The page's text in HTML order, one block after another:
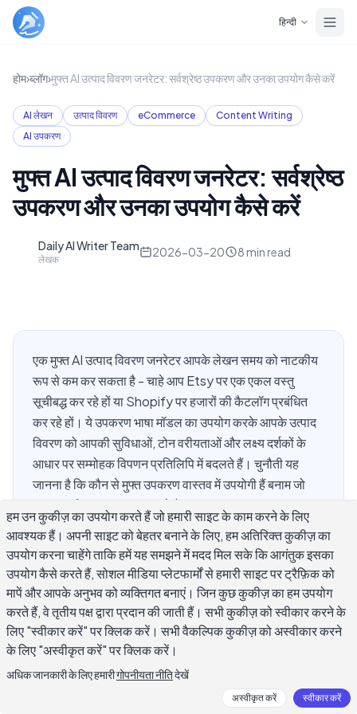
हिन्दी
होम›ब्लॉग›मुफ्त AI उत्पाद विवरण जनरेटर: सर्वश्रेष्ठ उपकरण और उनका उपयोग कैसे करें
AI लेखन उत्पाद विवरण eCommerce
Content Writing
AI उपकरण
मुफ्त AI उत्पाद विवरण जनरेटर: सर्वश्रेष्ठ
उपकरण और उनका उपयोग कैसे करें
Daily AI Writer Team
लेखक
2026-03-20 8 min read
एक मुफ्त AI उत्पाद विवरण जनरेटर आपके लेखन समय को नाटकीय
रूप से कम कर सकता है - चाहे आप Etsy पर एक एकल वस्तु
सूचीबद्ध कर रहे हों या Shopify पर हजारों की कैटलॉग प्रबंधित
कर रहे हों। ये उपकरण भाषा मॉडल का उपयोग करके आपके उत्पाद
विवरण को आपकी सुविधाओं, टोन वरीयताओं और लक्ष्य दर्शकों के
आधार पर सम्मोहक विपणन प्रतिलिपि में बदलते हैं। चुनौती यह
जानना है कि कौन से मुफ्त उपकरण वास्तव में उपयोगी हैं बनाम जो
सामान्य, नीरस पाठ उत्पन्न करते हैं। यह गाइड आज उपलब्ध
सर्वश्रेष्ठ विकल्पों की तुलना करता है, बताता है कि एक उत्पाद विवरण
वास्तव में रूपांतरण को कैसे चलाता है, और दिखाता है कि किसी भी
AI लेखन उपकरण से लगातार बेहतर परिणाम कैसे प्राप्त करें।
मुफ्त AI उत्पाद विवरण जनरेटर क्या है?
ये वेब-आधारित या ऐप-आधारित उपकरण हैं जो आपके उत्पाद का नाम, श्रेणी,
मुख्य विशेषताएं और कभी-कभी आपकी ब्रांड आवाज लेते हैं, फिर विपणन
हम उन कुकीज़ का उपयोग करते हैं जो हमारी साइट के काम करने के लिए
आवश्यक हैं। अपनी साइट को बेहतर बनाने के लिए, हम अतिरिक्त कुकीज़ का
उपयोग करना चाहेंगे ताकि हमें यह समझने में मदद मिल सके कि आगंतुक इसका
उपयोग कैसे करते हैं, सोशल मीडिया प्लेटफार्मों से हमारी साइट पर ट्रैफ़िक को
मापें और आपके अनुभव को व्यक्तिगत बनाएं। जिन कुछ कुकीज़ का हम उपयोग
करते हैं, वे तृतीय पक्ष द्वारा प्रदान की जाती हैं। सभी कुकीज़ को स्वीकार करने के
लिए "स्वीकार करें" पर क्लिक करें। सभी वैकल्पिक कुकीज़ को अस्वीकार करने
के लिए "अस्वीकृत करें" पर क्लिक करें।
अधिक जानकारी के लिए हमारीगोपनीयता नीतिदेखें
अस्वीकृत करें स्वीकार करें